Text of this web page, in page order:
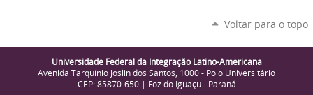
Voltar para o topo
Universidade Federal da Integração Latino-Americana
Avenida Tarquínio Joslin dos Santos, 1000 - Polo Universitário
CEP: 85870-650 | Foz do Iguaçu - Paraná